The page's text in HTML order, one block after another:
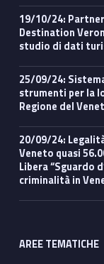
19/10/24: Partnership con DMO Dolomiti Bellunesi e
Destination
studio di dati
25/09/24: Sistema economico e legalità, regole e
strumenti per la
Regione del
20/09/24: Legalità: crimine proliferato in pandemia, in
Veneto quasi
Libera “Sguardo
criminalità in
AREE TEMATICHE